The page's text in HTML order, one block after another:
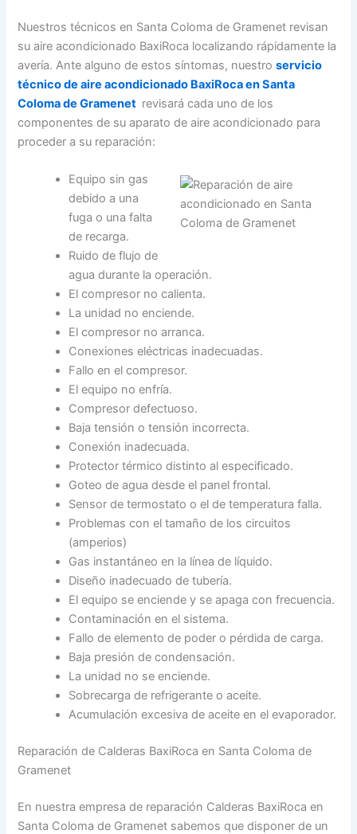
Nuestros técnicos en Santa Coloma de Gramenet revisan
su aire acondicionado BaxiRoca localizando rápidamente la
avería. Ante alguno de estos síntomas, nuestroservicio
técnico de aire acondicionado BaxiRoca en Santa
Coloma de Gramenet revisará cada uno de los
componentes de su aparato de aire acondicionado para
proceder a su reparación:
Equipo sin gas
debido a una
fuga o una falta
de recarga.
Ruido de flujo de
agua durante la operación.
El compresor no calienta.
La unidad no enciende.
El compresor no arranca.
Conexiones eléctricas inadecuadas.
Fallo en el compresor.
El equipo no enfría.
Compresor defectuoso.
Baja tensión o tensión incorrecta.
Conexión inadecuada.
Protector térmico distinto al especificado.
Goteo de agua desde el panel frontal.
Sensor de termostato o el de temperatura falla.
Problemas con el tamaño de los circuitos
(amperios)
Gas instantáneo en la línea de líquido.
Diseño inadecuado de tubería.
El equipo se enciende y se apaga con frecuencia.
Contaminación en el sistema.
Fallo de elemento de poder o pérdida de carga.
Baja presión de condensación.
La unidad no se enciende.
Sobrecarga de refrigerante o aceite.
Acumulación excesiva de aceite en el evaporador.
Reparación de Calderas BaxiRoca en Santa Coloma de
Gramenet
En nuestra empresa de reparación Calderas BaxiRoca en
Santa Coloma de Gramenet sabemos que disponer de un